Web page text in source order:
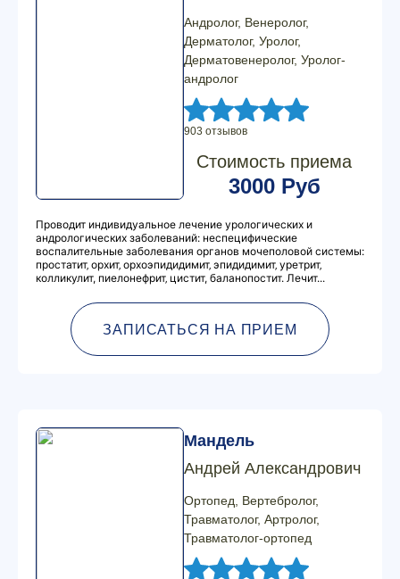
Андролог, Венеролог,
Дерматолог, Уролог,
Дерматовенеролог, Уролог-
андролог
903 отзывов
Стоимость приема
3000 Руб
Проводит индивидуальное лечение урологических и
андрологических заболеваний: неспецифические
воспалительные заболевания органов мочеполовой системы:
простатит‚ орхит‚ орхоэпидидимит‚ эпидидимит‚ уретрит‚
колликулит, пиелонефрит‚ цистит, баланопостит. Лечит...
ЗАПИСАТЬСЯ НА ПРИЕМ
Мандель
Андрей Александрович
Ортопед, Вертебролог,
Травматолог, Артролог,
Травматолог-ортопед